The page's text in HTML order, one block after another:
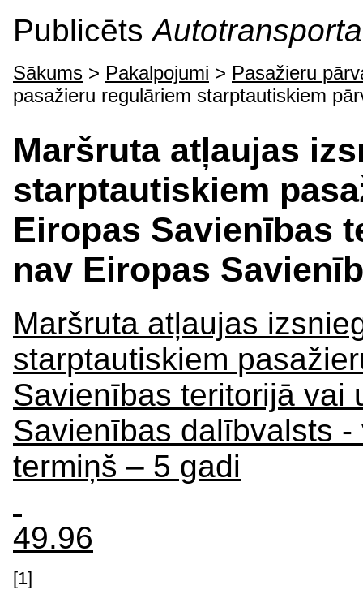
Publicēts
Sākums > Pakalpojumi > Pasažieru
pasažieru regulāriem starptautiskiem
Maršruta atļaujas
starptautiskiem
Eiropas Savienības
nav Eiropas
Maršruta atļaujas
starptautiskiem
Savienības teritorijā vai
Savienības dalībvalsts
termiņš – 5 gadi
49.96
[1]